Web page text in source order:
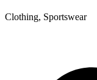
Clothing, Sportswear